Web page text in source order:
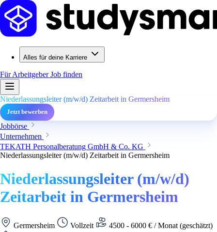
Alles für deine Karriere
Für ArbeitgeberJob finden
Niederlassungsleiter (m/w/d) Zeitarbeit in Germersheim
Jetzt bewerben
Jobbörse
Unternehmen
TEKATH Personalberatung GmbH & Co. KG
Niederlassungsleiter (m/w/d) Zeitarbeit in Germersheim
Niederlassungsleiter (m/w/d)
Zeitarbeit in Germersheim
Germersheim Vollzeit
4500 - 6000 € / Monat (geschätzt)